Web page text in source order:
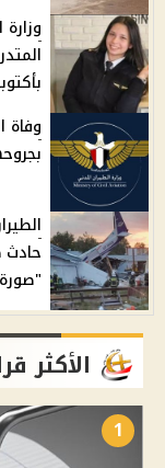
وفاة
حادث
الأكثر
1